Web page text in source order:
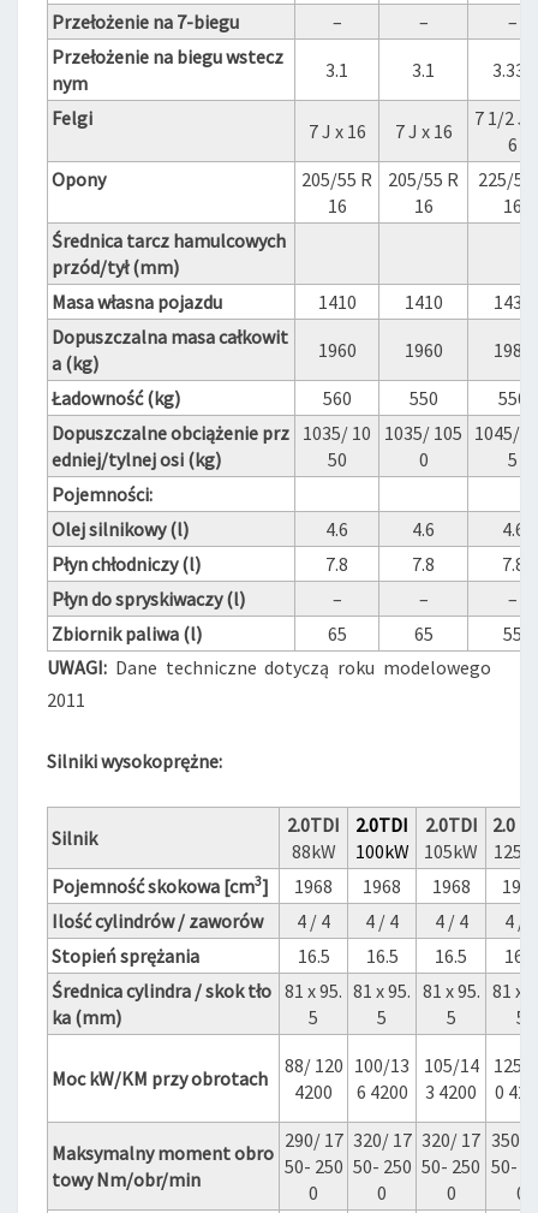
Przełożenie na 7-biegu
– –
–
Przełożenie na biegu wstecz
nym
3.1 3.1
3.333
Felgi
7 J x 16 7 J x 16
7 1/2 J
6
Opony
205/55 R
16
205/55 R
16
225/55
16
Średnica tarcz hamulcowych
przód/tył (mm)
Masa własna pojazdu
1410 1410
1430
Dopuszczalna masa całkowit
a (kg)
1960 1960
1980
Ładowność (kg)
560 550
550
Dopuszczalne obciążenie prz
edniej/tylnej osi (kg)
1035/ 10
50
1035/ 105
0
1045/
5
Pojemności:
Olej silnikowy (l)
4.6 4.6
4.6
Płyn chłodniczy (l)
7.8 7.8
7.8
Płyn do spryskiwaczy (l)
– –
–
Zbiornik paliwa (l)
65 65
55
UWAGI: Dane techniczne dotyczą roku modelowego
2011
Silniki wysokoprężne:
Silnik
2.0TDI
88kW
2.0TDI
100kW
2.0TDI
105kW
2.0
Pojemność skokowa [cm3] 1968 1968 1968
Ilość cylindrów / zaworów
4 / 4 4 / 4 4 / 4
4 / 4
Stopień sprężania
16.5 16.5 16.5
16.5
Średnica cylindra / skok tło
ka (mm)
81 x 95.
5
81 x 95.
5
81 x 95.
5
81 x
5
Moc kW/KM przy obrotach
88/ 120
4200
100/13
6 4200
105/14
3 4200
125/
0
Maksymalny moment obro
towy Nm/obr/min
290/ 17
50- 250
0
320/ 17
50- 250
0
320/ 17
50- 250
0
350/
50-
0